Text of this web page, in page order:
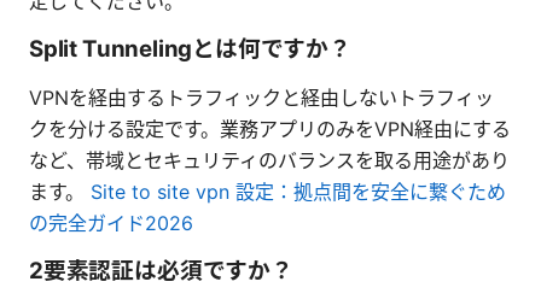
Split Tunnelingとは何ですか？
VPNを経由するトラフィックと経由しないトラフィッ
クを分ける設定です。業務アプリのみをVPN経由にする
など、帯域とセキュリティのバランスを取る用途があり
ます。 Site to site vpn 設定：拠点間を安全に繋ぐため
の完全ガイド2026
2要素認証は必須ですか？